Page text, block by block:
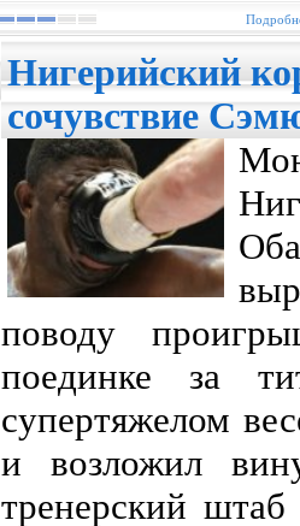
Нигерийский
сочувствие
поводу
поединке за
супертяжелом
и возложил
тренерский